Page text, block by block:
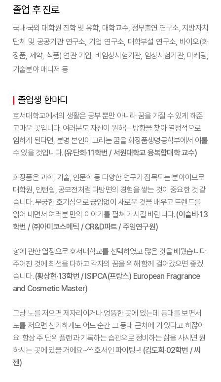
졸업 후 진로
국내·국외 대학원 진학 및 유학, 대학교수, 정부출연 연구소, 지방자치
단체 및 공공기관 연구소, 기업 연구소, 대학부설 연구소, 바이오(화
장품, 제약, 식품) 연관 기업, 비임상시험기관, 임상시험기관, 마케팅,
기술분야 매니저 등
졸업생 한마디
호서대학교에서의 생활은 공부 뿐만 아니라 꿈을 가질 수 있게 해준
고마운 곳입니다. 여러분도 자신이 원하는 방향을 찾아 열정적으로
임하게 된다면, 분명 본인이 그리는 꿈을 화장품생명공학부에서 이룰
수 있을 것입니다. (유단희·11학번 / 서원대학교 융복합대학 교수)
화장품은 과학, 기술, 인문학 등 다양한 연구가 접목되는 분야이므로
대학원, 인턴쉽, 공모전처럼 다방면의 경험을 쌓는 것이 중요한 것 같
습니다. 무궁한 호기심으로 끊임없이 새로운 것을 배우고 트렌드를
읽어 내면서 여러분 만의 이야기를 펼쳐 가시길 바랍니다. (이슬비·13
학번 / ㈜아미코스메틱 / CR&D파트 / 주임연구원)
향에 관한 열정으로 호서대학교를 선택하였고 많은 것을 배웠습니다.
주어진 것에 최선을 다하고 각자의 꿈을 위해 함께 걸어갔으면 좋겠
습니다. (황상현·13학번 / ISIPCA(프랑스) European Fragrance
and Cosmetic Master)
그냥 노를 저으면 제자리이거나 엉뚱한 곳에 있는데 등대를 보면서
노를 저으면 신기하게도 어느 순간 그 등대 근처에 가 있다고 하잖아
요. 항상 주 단위 플랜과 기록하는 습관으로 정비하는 삶을 사시면 원
하시는 곳에 있을 거에요~^^ 호서인 파이팅~!! (김도희·02학번 / 씨
젠)